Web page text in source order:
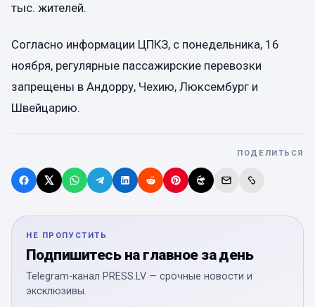
тыс. жителей.
Согласно информации ЦПКЗ, с понедельника, 16
ноября, регулярные пассажирские перевозки
запрещены в Андорру, Чехию, Люксембург и
Швейцарию.
ПОДЕЛИТЬСЯ
НЕ ПРОПУСТИТЬ
Подпишитесь на главное за день
Telegram-канал PRESS.LV — срочные новости и
эксклюзивы.